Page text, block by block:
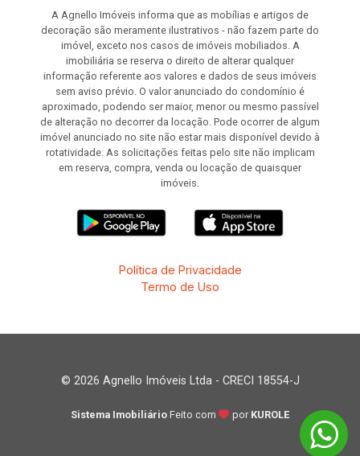
A Agnello Imóveis informa que as mobílias e artigos de
decoração são meramente ilustrativos - não fazem parte do
imóvel, exceto nos casos de imóveis mobiliados. A
imobiliária se reserva o direito de alterar qualquer
informação referente aos valores e dados de seus imóveis
sem aviso prévio. O valor anunciado do condomínio é
aproximado, podendo ser maior, menor ou mesmo passível
de alteração no decorrer da locação. Pode ocorrer de algum
imóvel anunciado no site não estar mais disponível devido à
rotatividade. As solicitações feitas pelo site não implicam
em reserva, compra, venda ou locação de quaisquer
imóveis.
Política de Privacidade
Termo de Uso
© 2026 Agnello Imóveis Ltda - CRECI 18554-J
Sistema Imobiliário Feito com por KUROLE